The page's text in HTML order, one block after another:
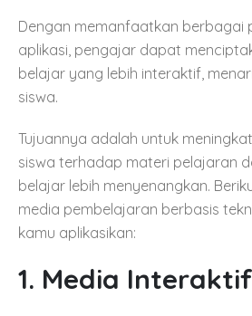
Dengan memanfaatkan berbagai
aplikasi, pengajar dapat
belajar yang lebih interaktif,
siswa.
Tujuannya adalah untuk
siswa terhadap materi pelajaran
belajar lebih menyenangkan.
media pembelajaran berbasis
kamu aplikasikan:
1. Media Interaktif